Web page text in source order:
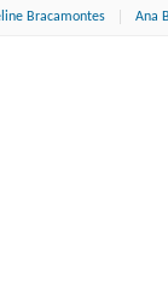
Bracamontes Ana